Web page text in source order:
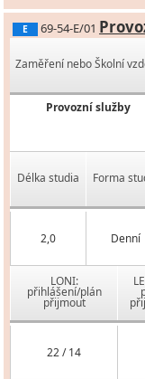
E 69-54-E/01
Zaměření nebo Školní
Provozní služby
Délka studia Forma
2,0 Denní
LONI:
přihlášení/plán
přijmout
22 / 14